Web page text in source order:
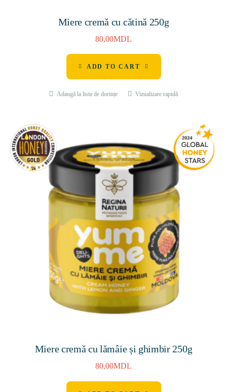
Miere cremă cu cătină 250g
80,00MDL
ADD TO CART
Adaugă la lista de dorințe Vizualizare rapidă
Miere cremă cu lămâie și ghimbir 250g
80,00MDL